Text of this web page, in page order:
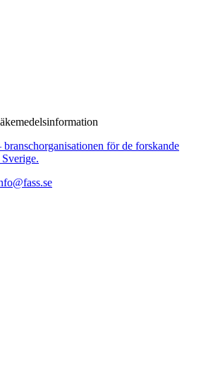
för de forskande